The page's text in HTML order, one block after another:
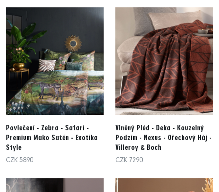
Povlečení - Zebra - Safari -
Premium Mako Satén - Exotika
Style
CZK 5890
Vlněný Pléd - Deka - Kouzelný
Podzim - Nexus - Ořechový Háj -
Villeroy & Boch
CZK 7290